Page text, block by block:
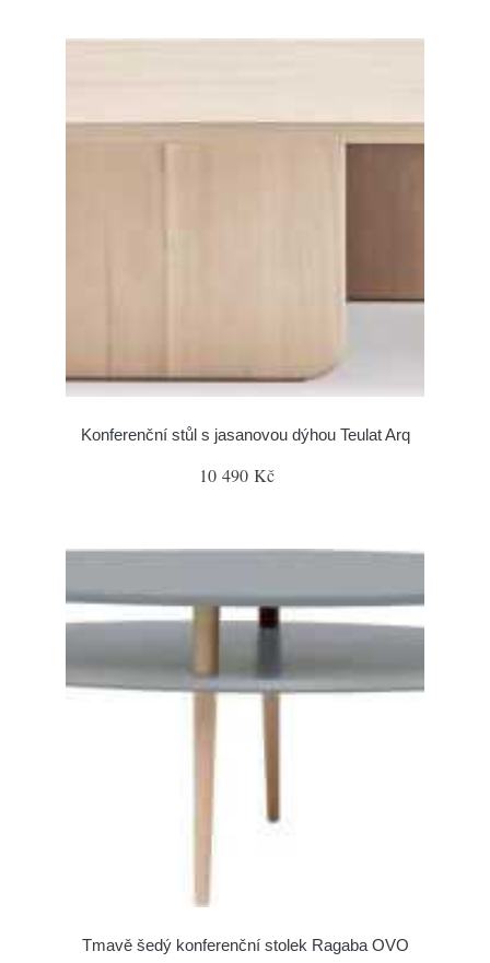
Konferenční stůl s jasanovou dýhou Teulat Arq
10 490 Kč
Tmavě šedý konferenční stolek Ragaba OVO